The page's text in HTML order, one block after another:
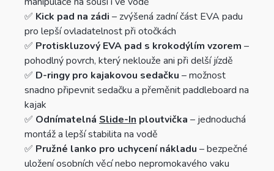
✅ Kick pad na zádi – zvýšená zadní část EVA padu
pro lepší ovladatelnost při otočkách
✅ Protiskluzový EVA pad s krokodýlím vzorem –
pohodlný povrch, který neklouže ani při delší jízdě
✅ D-ringy pro kajakovou sedačku – možnost
snadno připevnit sedačku a přeměnit paddleboard na
kajak
✅ Odnímatelná Slide-In ploutvička – jednoduchá
montáž a lepší stabilita na vodě
✅ Pružné lanko pro uchycení nákladu – bezpečné
uložení osobních věcí nebo nepromokavého vaku